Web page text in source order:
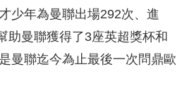
少年為曼聯出場292次、進
助曼聯獲得了3座英超獎杯和
聯迄今為止最後一次問鼎歐